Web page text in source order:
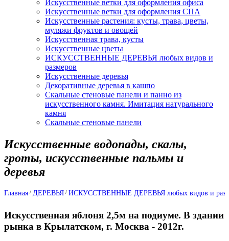
Искусственные ветки для оформления офиса
Искусственные ветки для оформления СПА
Искусственные растения: кусты, трава, цветы,
муляжи фруктов и овощей
Искусственная трава, кусты
Искусственные цветы
ИСКУССТВЕННЫЕ ДЕРЕВЬЯ любых видов и
размеров
Искусственные деревья
Декоративные деревья в кашпо
Скальные стеновые панели и панно из
искусственного камня. Имитация натурального
камня
Скальные стеновые панели
Искусственные водопады, скалы,
гроты, искусственные пальмы и
деревья
Главная ДЕРЕВЬЯ ИСКУССТВЕННЫЕ ДЕРЕВЬЯ любых видов и
Искусственная яблоня 2,5м на подиуме. В здании
рынка в Крылатском, г. Москва - 2012г.